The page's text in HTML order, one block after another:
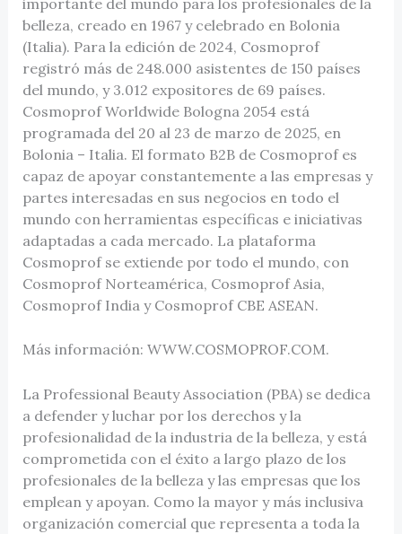
belleza, creado en 1967 y celebrado en Bolonia
(Italia). Para la edición de 2024, Cosmoprof
registró más de 248.000 asistentes de 150 países
del mundo, y 3.012 expositores de 69 países.
Cosmoprof Worldwide Bologna 2054 está
programada del 20 al 23 de marzo de 2025, en
Bolonia – Italia. El formato B2B de Cosmoprof es
capaz de apoyar constantemente a las empresas y
partes interesadas en sus negocios en todo el
mundo con herramientas específicas e iniciativas
adaptadas a cada mercado. La plataforma
Cosmoprof se extiende por todo el mundo, con
Cosmoprof Norteamérica, Cosmoprof Asia,
Cosmoprof India y Cosmoprof CBE ASEAN.
Más información: WWW.COSMOPROF.COM.
La Professional Beauty Association (PBA) se dedica
a defender y luchar por los derechos y la
profesionalidad de la industria de la belleza, y está
comprometida con el éxito a largo plazo de los
profesionales de la belleza y las empresas que los
emplean y apoyan. Como la mayor y más inclusiva
organización comercial que representa a toda la